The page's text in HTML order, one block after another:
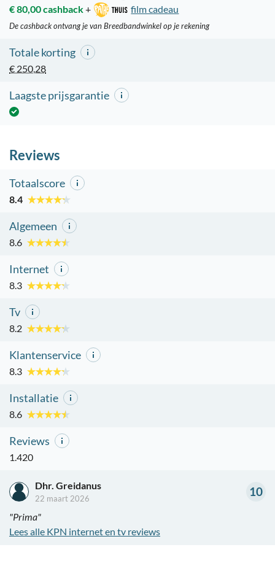
€ 80,00 cashback+ film cadeau
De cashback ontvang je van Breedbandwinkel op je rekening
Totale korting
€ 250,28
Laagste prijsgarantie
Reviews
Totaalscore
8.4
Algemeen
8.6
Internet
8.3
Tv
8.2
Klantenservice
8.3
Installatie
8.6
Reviews
1.420
10
Dhr. Greidanus
22 maart 2026
"Prima"
Lees alle KPN internet en tv reviews